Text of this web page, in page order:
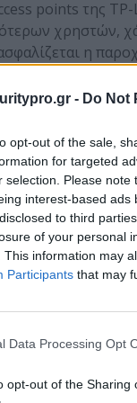
- Do Not
opt-out of the sale,
for targeted
selection. Please
interest-based
to third
of your personal
This information may
Participants that may
Data Processing Opt
opt-out of the Sharing
points της
χρηστών,
η
QoS
ανάλογα με
σύμφωνα με το
Halogen) με
Παράλληλα, ο
συνθήκες,
προστατεύει
Point
Gigabit Access